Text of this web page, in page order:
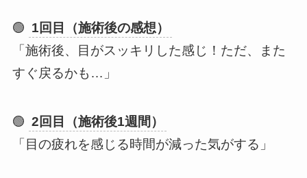
🟢 1回目（施術後の感想）
「施術後、目がスッキリした感じ！ただ、また
すぐ戻るかも…」
🟢 2回目（施術後1週間）
「目の疲れを感じる時間が減った気がする」